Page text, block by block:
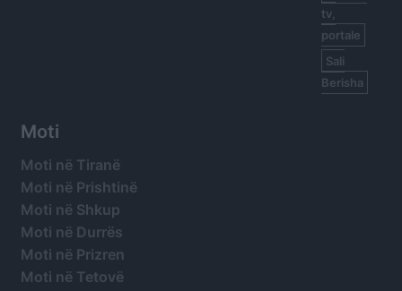
tv,
portale
Sali
Berisha
Moti
Moti në Tiranë
Moti në Prishtinë
Moti në Shkup
Moti në Durrës
Moti në Prizren
Moti në Tetovë